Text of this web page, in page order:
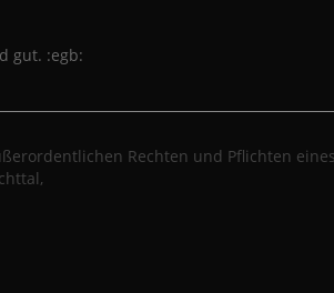
gut. :egb:
Rechten und Pflichten